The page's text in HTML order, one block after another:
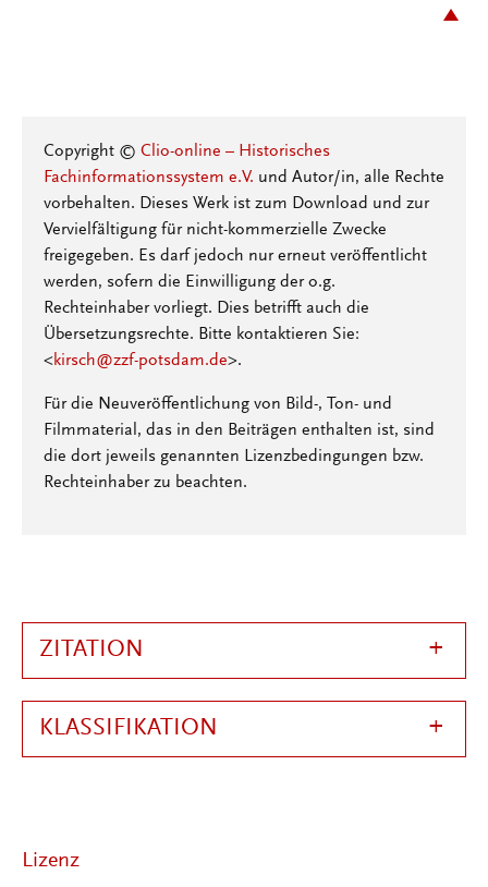
Copyright © Clio-online – Historisches
Fachinformationssystem e.V. und Autor/in, alle Rechte
vorbehalten. Dieses Werk ist zum Download und zur
Vervielfältigung für nicht-kommerzielle Zwecke
freigegeben. Es darf jedoch nur erneut veröffentlicht
werden, sofern die Einwilligung der o.g.
Rechteinhaber vorliegt. Dies betrifft auch die
Übersetzungsrechte. Bitte kontaktieren Sie:
<kirsch@zzf-potsdam.de>.
Für die Neuveröffentlichung von Bild-, Ton- und
Filmmaterial, das in den Beiträgen enthalten ist, sind
die dort jeweils genannten Lizenzbedingungen bzw.
Rechteinhaber zu beachten.
ZITATION
KLASSIFIKATION
Lizenz